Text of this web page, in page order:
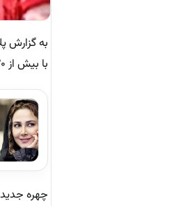
به گزارش
با بیش از ۲۰ سال تجربه در سینما، تلویزیون و تئاتر تاجیکستان.
چهره